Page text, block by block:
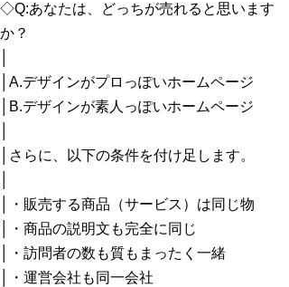
◇Q:あなたは、どっちが売れると思います
か？
│A.デザインがプロっぽいホームページ
│B.デザインが素人っぽいホームページ
│さらに、以下の条件を付け足します。
│・販売する商品（サービス）は同じ物
│・商品の説明文も完全に同じ
│・訪問者の数も質もまったく一緒
│・運営会社も同一会社